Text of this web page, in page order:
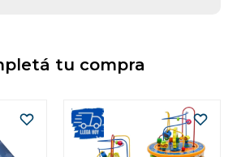
tu compra